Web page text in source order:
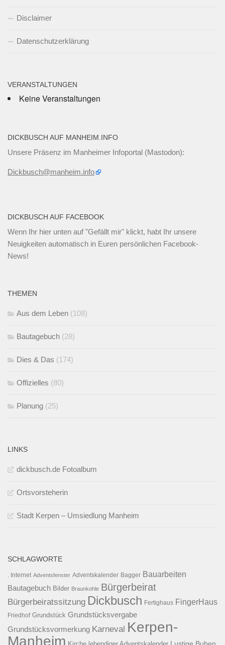
Disclaimer
Datenschutzerklärung
VERANSTALTUNGEN
Keine Veranstaltungen
DICKBUSCH AUF MANHEIM.INFO
Unsere Präsenz im Manheimer Infoportal (Mastodon):
Dickbusch@manheim.info
DICKBUSCH AUF FACEBOOK
Wenn Ihr hier unten auf "Gefällt mir" klickt, habt Ihr unsere
Neuigkeiten automatisch in Euren persönlichen Facebook-
News!
THEMEN
Aus dem Leben (108)
Bautagebuch (28)
Dies & Das (174)
Offizielles (80)
Planung (25)
LINKS
dickbusch.de Fotoalbum
Ortsvorsteherin
Stadt Kerpen – Umsiedlung Manheim
SCHLAGWORTE
. Internet Adventsfenster Adventskalender Bagger Bauarbeiten
Bautagebuch Bilder Braunkohle Bürgerbeirat
Bürgerbeiratssitzung Dickbusch Fertighaus FingerHaus
Friedhof Grundstück Grundstücksvergabe
Grundstücksvormerkung Karneval Kerpen-
Manheim